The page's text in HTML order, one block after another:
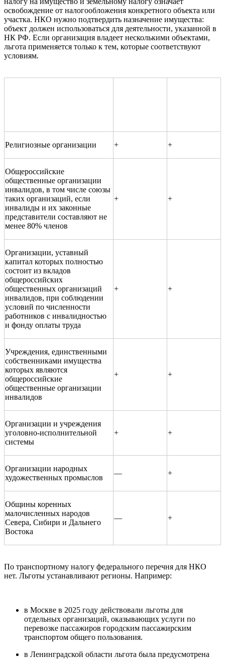
освобождение от налогообложения конкретного объекта или
участка. НКО нужно подтвердить назначение имущества:
объект должен использоваться для деятельности, указанной в
НК РФ. Если организация владеет несколькими объектами,
льгота применяется только к тем, которые соответствуют
условиям.
Религиозные организации + +
Общероссийские
общественные организации
инвалидов, в том числе союзы
таких организаций, если
инвалиды и их законные
представители составляют не
менее 80% членов
+ +
Организации, уставный
капитал которых полностью
состоит из вкладов
общероссийских
общественных организаций
инвалидов, при соблюдении
условий по численности
работников с инвалидностью
и фонду оплаты труда
+ +
Учреждения, единственными
собственниками имущества
которых являются
общероссийские
общественные организации
инвалидов
+ +
Организации и учреждения
уголовно-исполнительной
системы
+ +
Организации народных
художественных промыслов
— +
Общины коренных
малочисленных народов
Севера, Сибири и Дальнего
Востока
— +
По транспортному налогу федерального перечня для НКО
нет. Льготы устанавливают регионы. Например:
в Москве в 2025 году действовали льготы для
отдельных организаций, оказывающих услуги по
перевозке пассажиров городским пассажирским
транспортом общего пользования.
в Ленинградской области льгота была предусмотрена